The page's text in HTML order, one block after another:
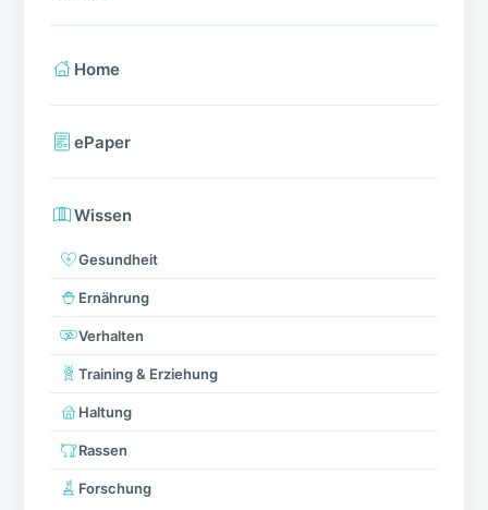
Home
ePaper
Wissen
Gesundheit
Ernährung
Verhalten
Training & Erziehung
Haltung
Rassen
Forschung